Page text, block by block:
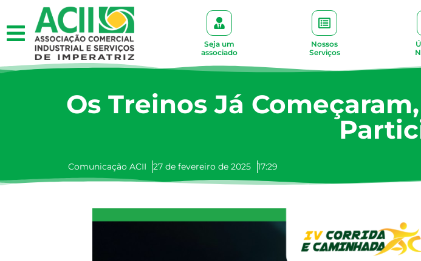
Seja um
associado
Nossos
Serviços
Os Treinos Já
Comunicação ACII 27 de fevereiro de 2025 17:29